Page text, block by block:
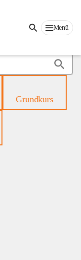
Menü
Grundkurs